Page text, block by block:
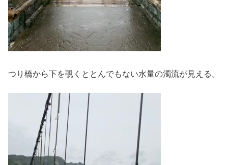
つり橋から下を覗くととんでもない水量の濁流が見える。